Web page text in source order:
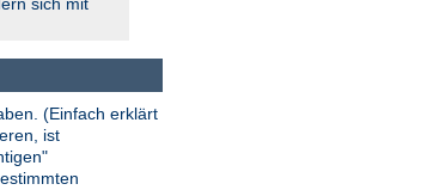
(Einfach erklärt
ist